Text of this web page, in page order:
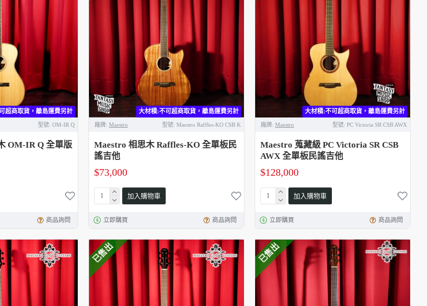
超商取貨，離島運費另計
型號: OM-IR Q
OM-IR Q 全單版
商品詢問
大材積:不可超商取貨，離島運費另計
廠牌: Maestro 型號: Maestro Raffles-KO CSB K
Maestro 相思木 Raffles-KO 全單板民
謠吉他
$73,000
加入購物車
立即購買 商品詢問
大材積:不可超商取貨，離島運費另計
廠牌: Maestro 型號: PC Victoria SR CSB AWX
Maestro 蒐藏級 PC Victoria SR CSB
AWX 全單板民謠吉他
$128,000
加入購物車
立即購買 商品詢問
已售出 已售出